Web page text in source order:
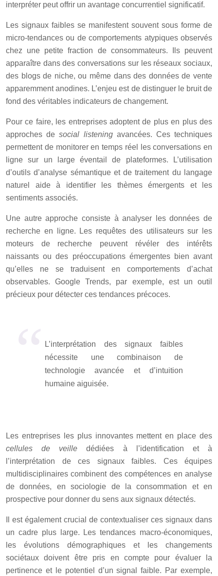
interpréter peut offrir un avantage concurrentiel significatif.
Les signaux faibles se manifestent souvent sous forme de
micro-tendances ou de comportements atypiques observés
chez une petite fraction de consommateurs. Ils peuvent
apparaître dans des conversations sur les réseaux sociaux,
des blogs de niche, ou même dans des données de vente
apparemment anodines. L’enjeu est de distinguer le bruit de
fond des véritables indicateurs de changement.
Pour ce faire, les entreprises adoptent de plus en plus des
approches desocial listening avancées. Ces techniques
permettent de monitorer en temps réel les conversations en
ligne sur un large éventail de plateformes. L’utilisation
d’outils d’analyse sémantique et de traitement du langage
naturel aide à identifier les thèmes émergents et les
sentiments associés.
Une autre approche consiste à analyser les données de
recherche en ligne. Les requêtes des utilisateurs sur les
moteurs de recherche peuvent révéler des intérêts
naissants ou des préoccupations émergentes bien avant
qu’elles ne se traduisent en comportements d’achat
observables. Google Trends, par exemple, est un outil
précieux pour détecter ces tendances précoces.
L’interprétation des signaux faibles
nécessite une combinaison de
technologie avancée et d’intuition
humaine aiguisée.
Les entreprises les plus innovantes mettent en place des
cellules de veilledédiées à l’identification et à
l’interprétation de ces signaux faibles. Ces équipes
multidisciplinaires combinent des compétences en analyse
de données, en sociologie de la consommation et en
prospective pour donner du sens aux signaux détectés.
Il est également crucial de contextualiser ces signaux dans
un cadre plus large. Les tendances macro-économiques,
les évolutions démographiques et les changements
sociétaux doivent être pris en compte pour évaluer la
pertinence et le potentiel d’un signal faible. Par exemple,